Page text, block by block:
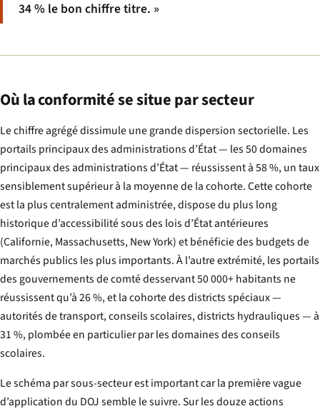
34 % le bon chiffre titre. »
Où la conformité se situe par secteur
Le chiffre agrégé dissimule une grande dispersion sectorielle. Les
portails principaux des administrations d’État — les 50 domaines
principaux des administrations d’État — réussissent à 58 %, un taux
sensiblement supérieur à la moyenne de la cohorte. Cette cohorte
est la plus centralement administrée, dispose du plus long
historique d’accessibilité sous des lois d’État antérieures
(Californie, Massachusetts, New York) et bénéficie des budgets de
marchés publics les plus importants. À l’autre extrémité, les portails
des gouvernements de comté desservant 50 000+ habitants ne
réussissent qu’à 26 %, et la cohorte des districts spéciaux —
autorités de transport, conseils scolaires, districts hydrauliques — à
31 %, plombée en particulier par les domaines des conseils
scolaires.
Le schéma par sous-secteur est important car la première vague
d’application du DOJ semble le suivre. Sur les douze actions